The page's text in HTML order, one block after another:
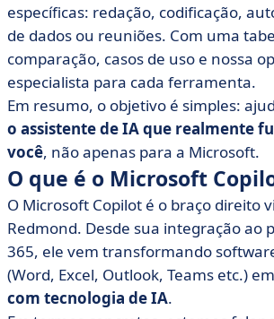
específicas: redação, codificação,
de dados ou reuniões. Com uma
comparação, casos de uso e nossa
especialista para cada ferramenta.
Em resumo, o objetivo é simples:
o assistente de IA que realmente
você, não apenas para a Microsoft.
O que é o Microsoft
O Microsoft Copilot é o braço direito
Redmond. Desde sua integração ao
365, ele vem transformando
(Word, Excel, Outlook, Teams etc.) em
com tecnologia de IA.